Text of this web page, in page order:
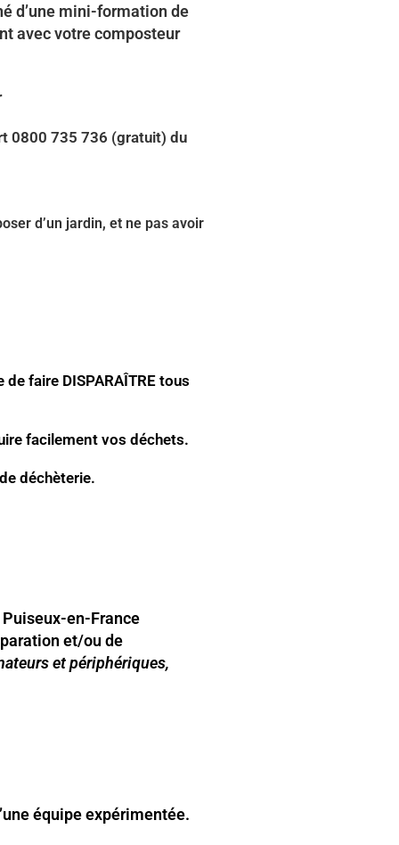
d’une mini-formation de
avec votre composteur
0800 735 736 (gratuit) du
d’un jardin, et ne pas avoir
faire DISPARAÎTRE tous
facilement vos déchets.
déchèterie.
Puiseux-en-France
et/ou de
et périphériques,
équipe expérimentée.